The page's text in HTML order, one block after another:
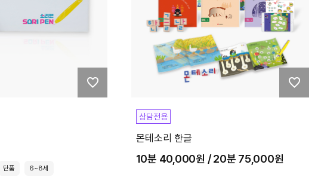
단품 6~8세
상담전용
몬테소리 한글
10분 40,000원 / 20분 75,000원